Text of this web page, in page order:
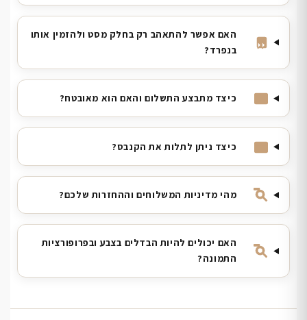
האם אפשר להתאהב רק בחלק מסט ולהזמין אותו
בנפרד?
כיצד מתבצע התשלום והאם הוא מאובטח?
כיצד ניתן לתלות את הקנבס?
מהי מדיניות המשלוחים וההחזרות שלכם?
האם יכולים להיות הבדלים בצבע ובפרופורציות
התמונה?